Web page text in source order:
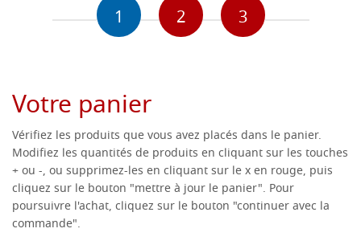
1 2 3
Votre panier
Vérifiez les produits que vous avez placés dans le panier.
Modifiez les quantités de produits en cliquant sur les touches
+ ou -, ou supprimez-les en cliquant sur le x en rouge, puis
cliquez sur le bouton "mettre à jour le panier". Pour
poursuivre l'achat, cliquez sur le bouton "continuer avec la
commande".